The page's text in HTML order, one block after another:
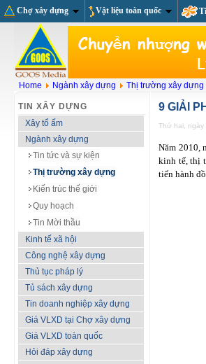
Chợ xây dựng Vật liệu toàn quốc
Home Ngành xây dựng Thị trường xây dựng
TIN XÂY DỰNG
Xây tổ ấm
Ngành xây dựng
Tin tức và sự kiện
Thị trường xây dựng
Kiến trúc thế giới
Quy hoạch
Tin Mời thầu
Kinh tế xã hội
Công nghệ xây dựng
Thủ tục pháp lý
Tủ sách xây dựng
Tin doanh nghiệp xây dựng
Giá VLXD tại Chợ xây dựng
Giá VLXD toàn quốc
Hỏi đáp xây dựng
9 GIẢI
Thứ hai, ngày
Năm 2010,
kinh tế, thị
tiến hành